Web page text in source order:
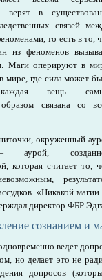
верят в
связей
то есть в то,
из феноменов
Маги оперируют в
мире, где сила может
вещь
связана со
окруженный
аурой,
которая считает то,
«Никакой магии
директор ФБР
сознанием и
ведет
но делает это не
допросов